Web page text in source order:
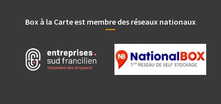
Box à la Carte est membre des réseaux nationaux